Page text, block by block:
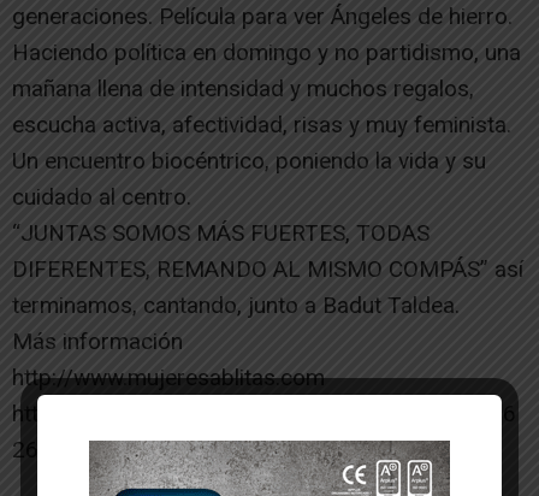
generaciones. Película para ver Ángeles de hierro.
Haciendo política en domingo y no partidismo, una
mañana llena de intensidad y muchos regalos,
escucha activa, afectividad, risas y muy feminista.
Un encuentro biocéntrico, poniendo la vida y su
cuidado al centro.
“JUNTAS SOMOS MÁS FUERTES, TODAS
DIFERENTES, REMANDO AL MISMO COMPÁS” así
terminamos, cantando, junto a Badut Taldea.
Más información
http://www.mujeresablitas.com
https://www.youtube.com/@hierbabuenaablitas26
26